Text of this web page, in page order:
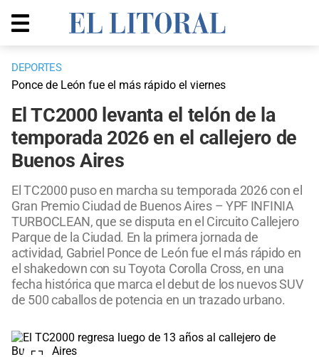
DEPORTES
Ponce de León fue el más rápido el viernes
El TC2000 levanta el telón de la
temporada 2026 en el callejero de
Buenos Aires
El TC2000 puso en marcha su temporada 2026 con el
Gran Premio Ciudad de Buenos Aires – YPF INFINIA
TURBOCLEAN, que se disputa en el Circuito Callejero
Parque de la Ciudad. En la primera jornada de
actividad, Gabriel Ponce de León fue el más rápido en
el shakedown con su Toyota Corolla Cross, en una
fecha histórica que marca el debut de los nuevos SUV
de 500 caballos de potencia en un trazado urbano.